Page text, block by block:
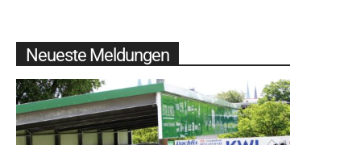
Neueste Meldungen